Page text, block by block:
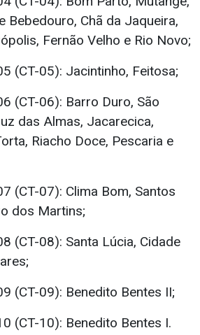
Bebedouro, Chã da Jaqueira,
Fernão Velho e Rio Novo;
(CT-05): Jacintinho, Feitosa;
(CT-06): Barro Duro, São
das Almas, Jacarecica,
Riacho Doce, Pescaria e
(CT-07): Clima Bom, Santos
dos Martins;
(CT-08): Santa Lúcia, Cidade
(CT-09): Benedito Bentes II;
(CT-10): Benedito Bentes I.